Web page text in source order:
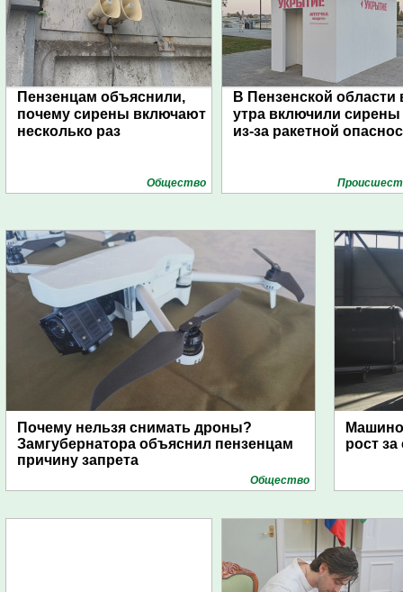
Пензенцам объяснили,
почему сирены включают
несколько раз
Общество
В Пензенской области
утра включили сирены
из-за ракетной
Почему нельзя снимать дроны?
Замгубернатора объяснил пензенцам
причину запрета
Общество
рост за